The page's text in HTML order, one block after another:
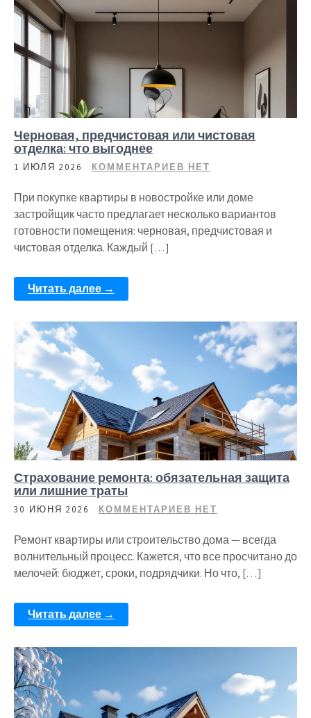
Черновая, предчистовая или чистовая
отделка: что выгоднее
1 ИЮЛЯ 2026 КОММЕНТАРИЕВ НЕТ
При покупке квартиры в новостройке или доме
застройщик часто предлагает несколько вариантов
готовности помещения: черновая, предчистовая и
чистовая отделка. Каждый […]
Читать далее →
Страхование ремонта: обязательная защита
или лишние траты
30 ИЮНЯ 2026 КОММЕНТАРИЕВ НЕТ
Ремонт квартиры или строительство дома — всегда
волнительный процесс. Кажется, что все просчитано до
мелочей: бюджет, сроки, подрядчики. Но что, […]
Читать далее →